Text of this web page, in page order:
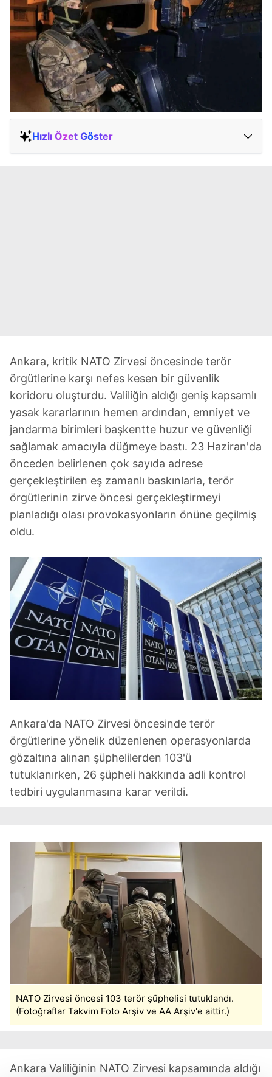
Hızlı Özet Göster
Ankara, kritik NATO Zirvesi öncesinde terör
örgütlerine karşı nefes kesen bir güvenlik
koridoru oluşturdu. Valiliğin aldığı geniş kapsamlı
yasak kararlarının hemen ardından, emniyet ve
jandarma birimleri başkentte huzur ve güvenliği
sağlamak amacıyla düğmeye bastı. 23 Haziran'da
önceden belirlenen çok sayıda adrese
gerçekleştirilen eş zamanlı baskınlarla, terör
örgütlerinin zirve öncesi gerçekleştirmeyi
planladığı olası provokasyonların önüne geçilmiş
oldu.
Ankara'da NATO Zirvesi öncesinde terör
örgütlerine yönelik düzenlenen operasyonlarda
gözaltına alınan şüphelilerden 103'ü
tutuklanırken, 26 şüpheli hakkında adli kontrol
tedbiri uygulanmasına karar verildi.
NATO Zirvesi öncesi 103 terör şüphelisi tutuklandı.
(Fotoğraflar Takvim Foto Arşiv ve AA Arşiv'e aittir.)
Ankara Valiliğinin NATO Zirvesi kapsamında aldığı